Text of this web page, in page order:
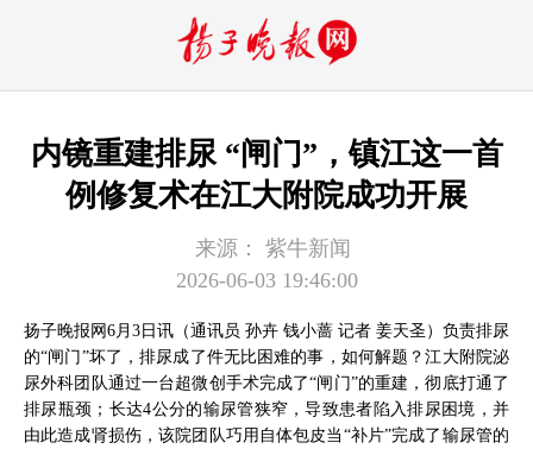
内镜重建排尿 “闸门”，镇江这一首
例修复术在江大附院成功开展
来源：
紫牛新闻
2026-06-03 19:46:00
扬子晚报网6月3日讯（通讯员 孙卉 钱小蔷 记者 姜天圣）负责排尿
的“闸门”坏了，排尿成了件无比困难的事，如何解题？江大附院泌
尿外科团队通过一台超微创手术完成了“闸门”的重建，彻底打通了
排尿瓶颈；长达4公分的输尿管狭窄，导致患者陷入排尿困境，并
由此造成肾损伤，该院团队巧用自体包皮当“补片”完成了输尿管的